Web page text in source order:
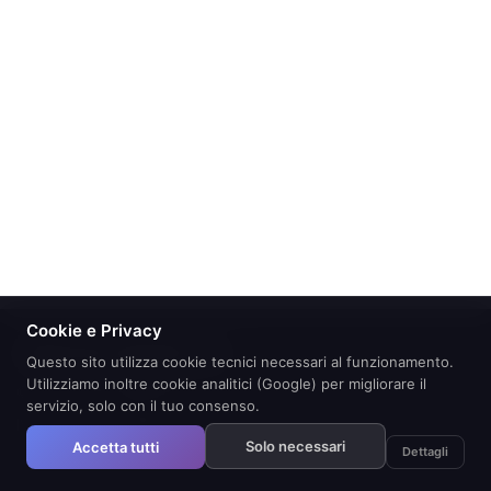
© 2026 EUROCOMITALIA S.R.L.|PARTITA
IVA01716510597|REA121321
Cookie e Privacy
Questo sito utilizza cookie tecnici necessari al funzionamento.
Utilizziamo inoltre cookie analitici (Google) per migliorare il
servizio, solo con il tuo consenso.
Accetta tutti Solo necessari Dettagli